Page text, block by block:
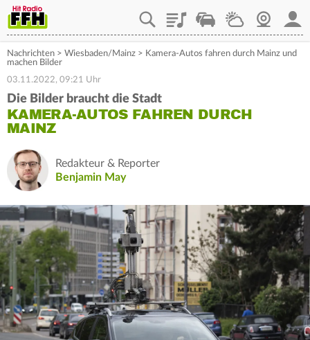
PlaylistStaupilotWetterWebcam
Nachrichten > Wiesbaden/Mainz > Kamera-Autos fahren durch Mainz und
machen Bilder
03.11.2022, 09:21 Uhr
Die Bilder braucht die Stadt
KAMERA-AUTOS FAHREN DURCH
MAINZ
Redakteur & Reporter
Benjamin May